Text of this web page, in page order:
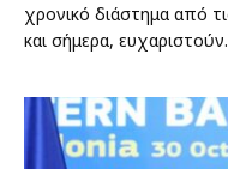
χρονικό διάστημα από
και σήμερα,